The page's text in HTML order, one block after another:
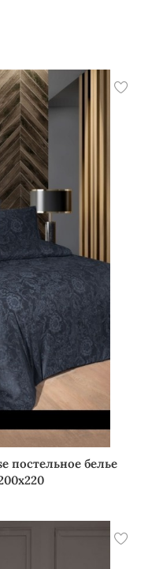
постельное белье